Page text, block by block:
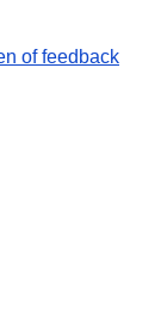
of feedback